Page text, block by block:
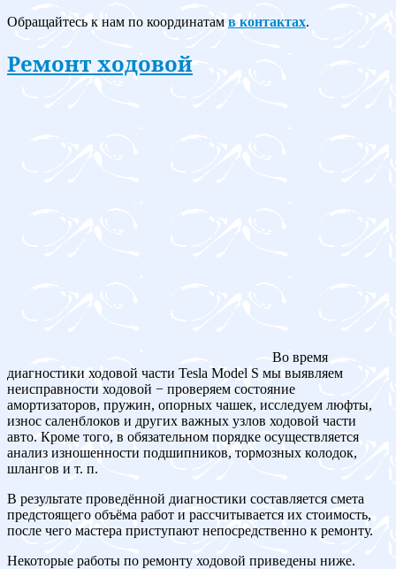
Обращайтесь к нам по координатам в контактах.
Ремонт ходовой
Во время
диагностики ходовой части Tesla Model S мы выявляем
неисправности ходовой − проверяем состояние
амортизаторов, пружин, опорных чашек, исследуем люфты,
износ саленблоков и других важных узлов ходовой части
авто. Кроме того, в обязательном порядке осуществляется
анализ изношенности подшипников, тормозных колодок,
шлангов и т. п.
В результате проведённой диагностики составляется смета
предстоящего объёма работ и рассчитывается их стоимость,
после чего мастера приступают непосредственно к ремонту.
Некоторые работы по ремонту ходовой приведены ниже.